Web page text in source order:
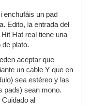
enchufáis un pad
Edito, la entrada del
Hat real tiene una
plato.
aceptar que
un cable Y que en
sea estéreo y las
pads) sean mono.
al